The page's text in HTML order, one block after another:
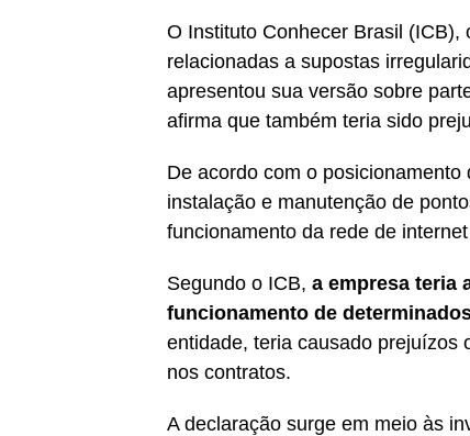
O Instituto Conhecer Brasil
relacionadas a supostas
apresentou sua versão sobre
afirma que também teria sido
De acordo com o
instalação e manutenção de
funcionamento da rede de
Segundo o ICB, a empresa teria
funcionamento de
entidade, teria causado prejuízos
nos contratos.
A declaração surge em meio às